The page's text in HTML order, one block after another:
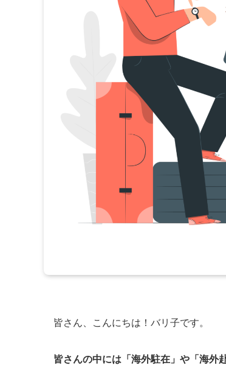
皆さん、こんにちは！バリ子です。
皆さんの中には「海外駐在」や「海外